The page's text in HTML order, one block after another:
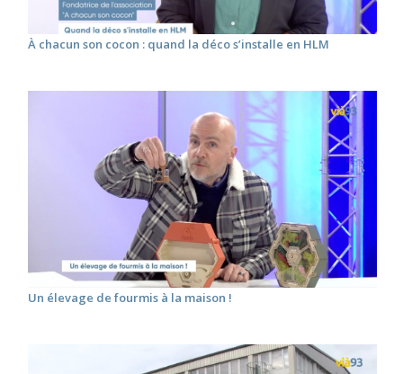
À chacun son cocon : quand la déco s’installe en HLM
Un élevage de fourmis à la maison !